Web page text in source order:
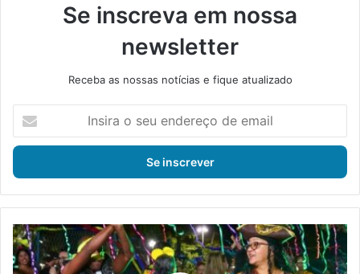
Se inscreva em nossa
newsletter
Receba as nossas notícias e fique atualizado
s
r
a
s
e
u
C
a
s